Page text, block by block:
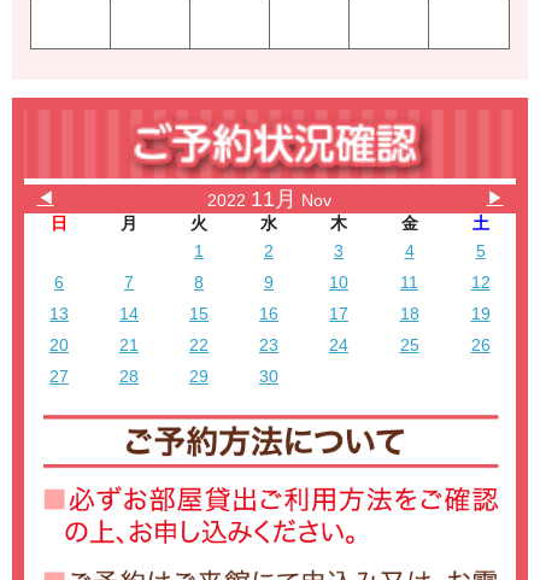
◀ 2022 11月 Nov
▶
日
月 火 水 木 金
土
1
2 3 4
5
6
7 8 9 10 11
12
13
14 15 16 17 18
19
20
21 22 23 24 25
26
27
28 29 30